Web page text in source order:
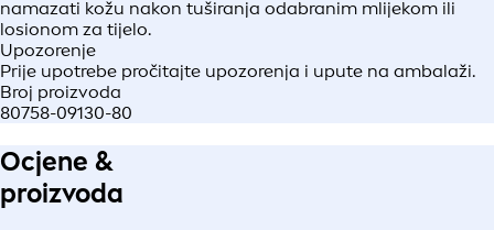
namazati kožu nakon tuširanja odabranim mlijekom ili
losionom za tijelo.
Upozorenje
Prije upotrebe pročitajte upozorenja i upute na ambalaži.
Broj proizvoda
80758-09130-80
Ocjene &
proizvoda